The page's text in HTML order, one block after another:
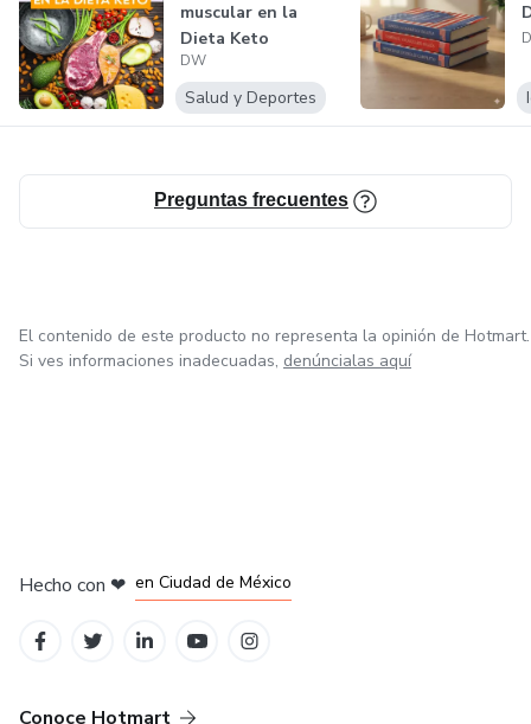
❌ NO es una lista aburrida de verbos para memorizar
❌ NO son ejemplos genéricos de libro
❌ NO está en inglés-portugués-mezclado
✅ SÍ tiene 4 ejemplos por phrasal verb en contextos
✅ SÍ explica la diferencia entre verbos parecidos (look at
vs look for)
muscular en la
Dieta Keto
DW
Salud y Deportes
Preguntas frecuentes
El contenido de este producto no representa la opinión de Hotmart.
Si ves informaciones inadecuadas, denúncialas aquí
Hecho con ❤ en Ciudad de México
Conoce Hotmart